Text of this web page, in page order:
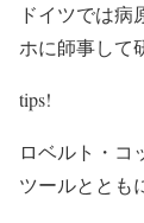
ドイツでは病
ホに師事して
tips!
ロベルト・コ
ツールととも